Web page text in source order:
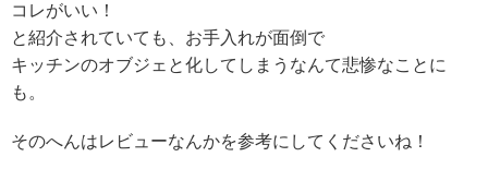
コレがいい！
と紹介されていても、お手入れが面倒で
キッチンのオブジェと化してしまうなんて悲惨なことに
も。
そのへんはレビューなんかを参考にしてくださいね！